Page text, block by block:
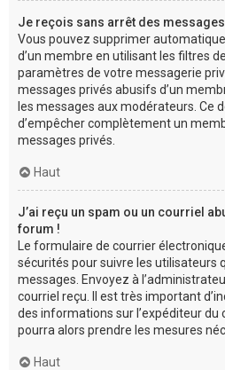
Je reçois sans arrêt des
Vous pouvez supprimer
d’un membre en utilisant les filtres
paramètres de votre messagerie
messages privés abusifs d’un
les messages aux modérateurs. Ce
d’empêcher complètement un
messages privés.
Haut
J’ai reçu un spam ou un courriel
forum !
Le formulaire de courrier
sécurités pour suivre les utilisateurs
messages. Envoyez à
courriel reçu. Il est très important
des informations sur l’expéditeur du
pourra alors prendre les mesures
Haut